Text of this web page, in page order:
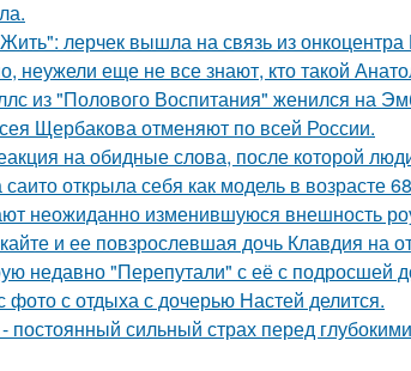
лерчек вышла на связь из онкоцентра
неужели еще не все знают, кто такой
из "Полового Воспитания" женился на
Щербакова отменяют по всей России.
на обидные слова, после которой
открыла себя как модель в возрасте
неожиданно изменившуюся внешность
и ее повзрослевшая дочь Клавдия на
недавно "Перепутали" с её с подросшей
фото с отдыха с дочерью Настей делится.
постоянный сильный страх перед